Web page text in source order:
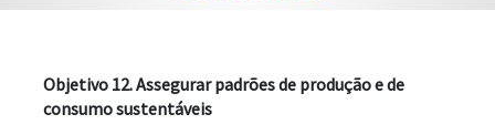
Objetivo 12. Assegurar padrões de produção e de
consumo sustentáveis